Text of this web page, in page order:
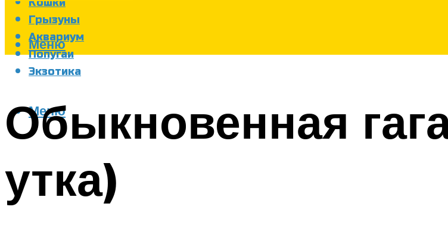
Грызуны
Аквариум
Попугаи
Экзотика
Меню
Меню
Обыкновенная
утка)